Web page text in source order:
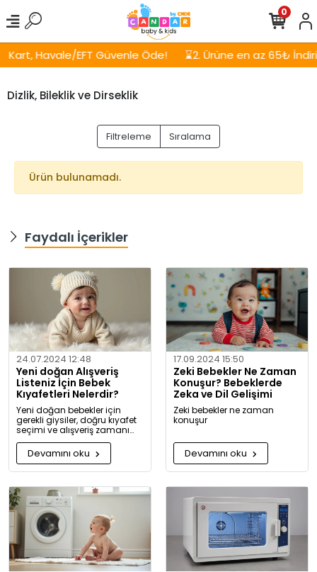
Kart, Havale/EFT Güvenle Öde! ⌛2. Ürüne en az 65₺
0
Dizlik, Bileklik ve Dirseklik
Filtreleme Sıralama
Ürün bulunamadı.
Faydalı İçerikler
24.07.2024 12:48
Yeni doğan Alışveriş
Listeniz İçin Bebek
Kıyafetleri Nelerdir?
Yeni doğan bebekler için
gerekli giysiler, doğru kıyafet
seçimi ve alışveriş zamanı
hakkında kapsamlı bilgiler ve
tavsiyeler.
Devamını oku
17.09.2024 15:50
Zeki Bebekler Ne Zaman
Konuşur? Bebeklerde
Zeka ve Dil Gelişimi
Zeki bebekler ne zaman
konuşur
Devamını oku